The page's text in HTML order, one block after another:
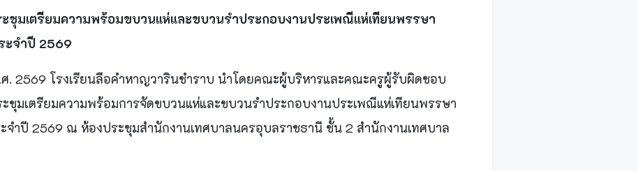
ชุมเตรียมความพร้อมขบวนแห่และขบวนรำประกอบงานประเพณีแห่เทียนพรรษา
ะจำปี 2569
. 2569 โรงเรียนลือคำหาญวารินชำราบ นำโดยคณะผู้บริหารและคณะครูผู้รับผิดชอบ
ะชุมเตรียมความพร้อมการจัดขบวนแห่และขบวนรำประกอบงานประเพณีแห่เทียนพรรษา
จำปี 2569 ณ ห้องประชุมสำนักงานเทศบาลนครอุบลราชธานี ชั้น 2 สำนักงานเทศบาล